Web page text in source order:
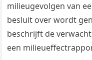
milieugevolgen van
besluit over wordt
beschrijft de
een